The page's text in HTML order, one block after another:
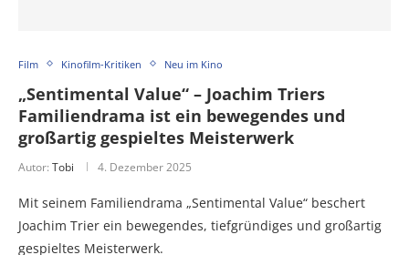
Film Kinofilm-Kritiken Neu im Kino
„Sentimental Value“ – Joachim Triers
Familiendrama ist ein bewegendes und
großartig gespieltes Meisterwerk
Autor: Tobi 4. Dezember 2025
Mit seinem Familiendrama „Sentimental Value“ beschert
Joachim Trier ein bewegendes, tiefgründiges und großartig
gespieltes Meisterwerk.